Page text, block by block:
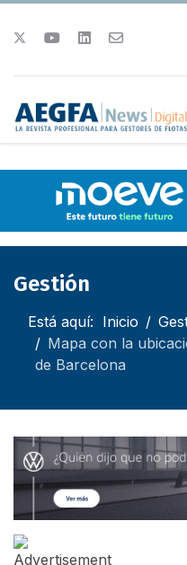
Gestión
Está aquí: Inicio
Mapa con la
de Barcelona